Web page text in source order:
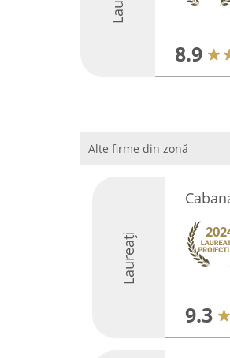
8.9
Alte firme din zonă
Laureați
9.3